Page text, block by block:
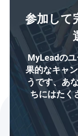
参加して
MyLeadの
果的なキャ
うです、あ
ちにはたく